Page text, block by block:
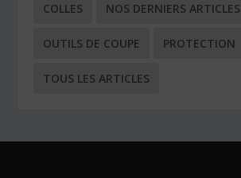
COLLES NOS DERNIERS ARTICLES
OUTILS DE COUPE PROTECTION
TOUS LES ARTICLES